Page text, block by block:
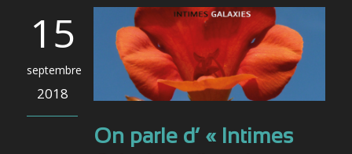
15
septembre
2018
On parle d’ « Intimes